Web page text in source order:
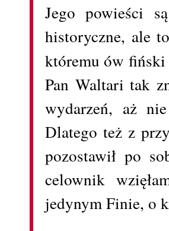
Jego powieści
historyczne, ale
któremu ów
Pan Waltari tak
wydarzeń, aż
Dlatego też z
pozostawił po
celownik
jedynym Finie, o